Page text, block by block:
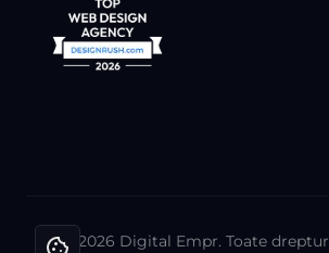
© 2026 Digital Empr. Toate